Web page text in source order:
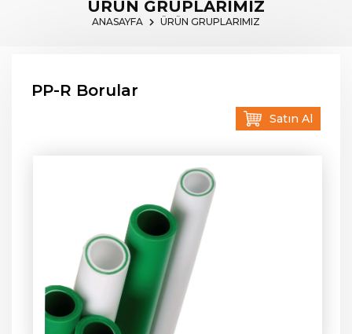
ÜRÜN GRUPLARIMIZ
ANASAYFA ÜRÜN GRUPLARIMIZ
PP-R Borular
Satın Al